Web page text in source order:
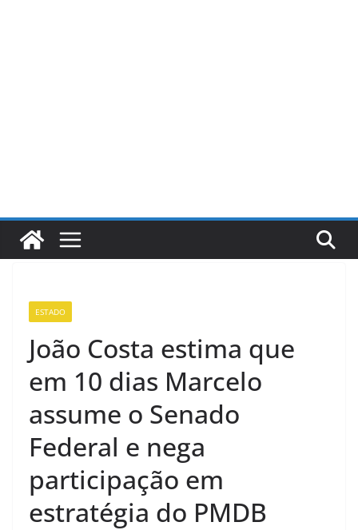
ESTADO
João Costa estima que
em 10 dias Marcelo
assume o Senado
Federal e nega
participação em
estratégia do PMDB